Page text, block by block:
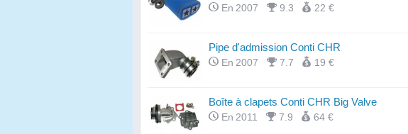
En 2007 9.3 22 €
Pipe d'admission Conti CHR
En 2007 7.7 19 €
Boîte à clapets Conti CHR Big Valve
En 2011 7.9 64 €